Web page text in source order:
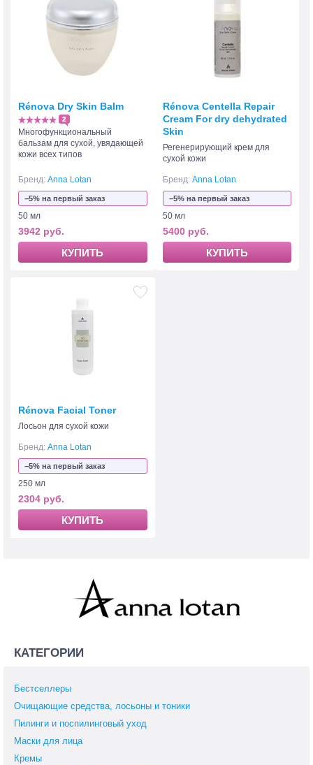
Rénova Dry Skin Balm
2
Многофункциональный
бальзам для сухой, увядающей
кожи всех типов
Бренд: Anna Lotan
−5% на первый заказ
50 мл
3942 руб.
КУПИТЬ
Rénova Centella Repair
Cream For dry dehydrated
Skin
Регенерирующий крем для
сухой кожи
Бренд: Anna Lotan
−5% на первый заказ
50 мл
5400 руб.
КУПИТЬ
Rénova Facial Toner
Лосьон для сухой кожи
Бренд: Anna Lotan
−5% на первый заказ
250 мл
2304 руб.
КУПИТЬ
КАТЕГОРИИ
Бестселлеры
Очищающие средства, лосьоны и тоники
Пилинги и поспилинговый уход
Маски для лица
Кремы